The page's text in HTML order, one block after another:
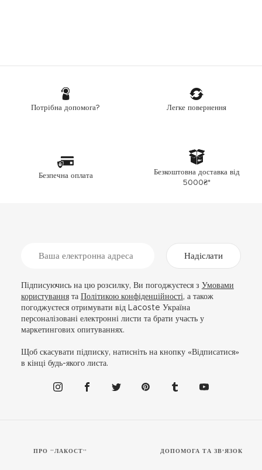
Потрібна допомога? Легке повернення
Безпечна оплата
Безкоштовна доставка від
5000₴*
Надіслати
Підписуючись на цю розсилку, Ви погоджуєтеся з Умовами
користуваннята Політикою конфіденційності, а також
погоджуєтеся отримувати від Lacoste Україна
персоналізовані електронні листи та брати участь у
маркетингових опитуваннях.
Щоб скасувати підписку, натисніть на кнопку «Відписатися»
в кінці будь-якого листа.
ПРО “ЛАКОСТ” ДОПОМОГА ТА ЗВ'ЯЗОК